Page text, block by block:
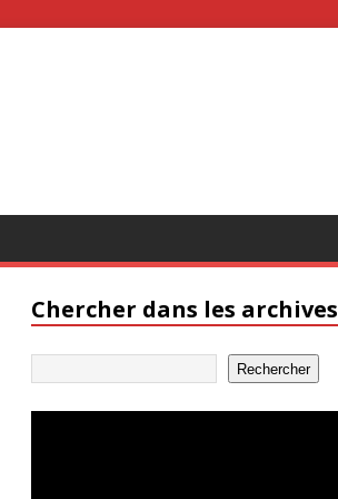
Chercher dans les archives
Rechercher